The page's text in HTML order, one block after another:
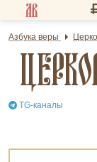
Гид
Календарь
Азбука веры
TG-каналы